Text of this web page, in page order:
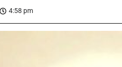
4:58 pm